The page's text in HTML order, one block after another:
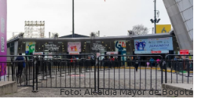
Foto: Alcaldía Mayor de Bogotá